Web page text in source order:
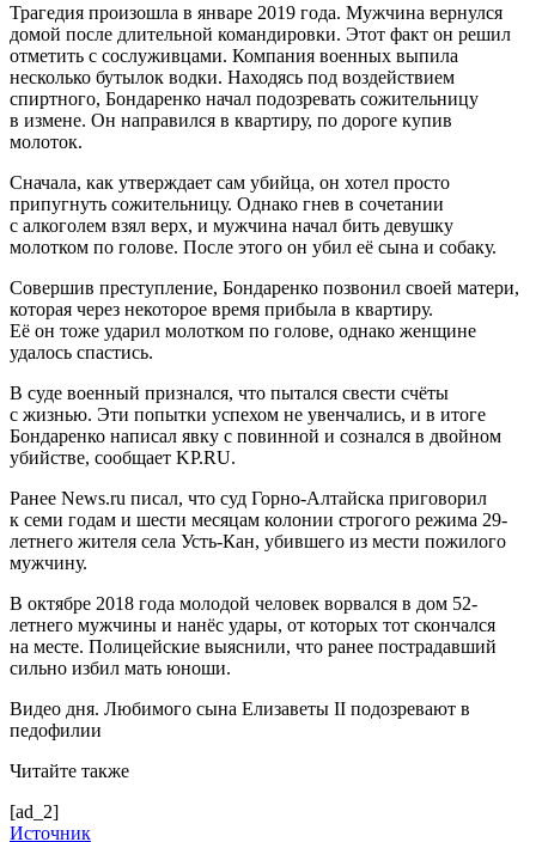
Трагедия произошла в январе 2019 года. Мужчина вернулся
домой после длительной командировки. Этот факт он решил
отметить с сослуживцами. Компания военных выпила
несколько бутылок водки. Находясь под воздействием
спиртного, Бондаренко начал подозревать сожительницу
в измене. Он направился в квартиру, по дороге купив
молоток.
Сначала, как утверждает сам убийца, он хотел просто
припугнуть сожительницу. Однако гнев в сочетании
с алкоголем взял верх, и мужчина начал бить девушку
молотком по голове. После этого он убил её сына и собаку.
Совершив преступление, Бондаренко позвонил своей матери,
которая через некоторое время прибыла в квартиру.
Её он тоже ударил молотком по голове, однако женщине
удалось спастись.
В суде военный признался, что пытался свести счёты
с жизнью. Эти попытки успехом не увенчались, и в итоге
Бондаренко написал явку с повинной и сознался в двойном
убийстве, сообщает KP.RU.
Ранее News.ru писал, что суд Горно-Алтайска приговорил
к семи годам и шести месяцам колонии строгого режима 29-
летнего жителя села Усть-Кан, убившего из мести пожилого
мужчину.
В октябре 2018 года молодой человек ворвался в дом 52-
летнего мужчины и нанёс удары, от которых тот скончался
на месте. Полицейские выяснили, что ранее пострадавший
сильно избил мать юноши.
Видео дня. Любимого сына Елизаветы II подозревают в
педофилии
Читайте также
[ad_2]
Источник